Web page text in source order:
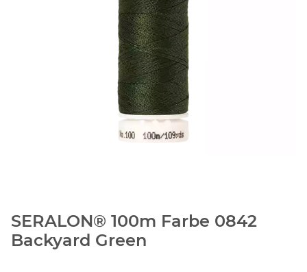
SERALON® 100m Farbe 0842
Backyard Green